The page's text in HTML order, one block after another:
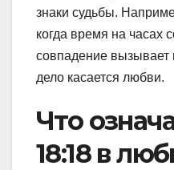
знаки судьбы.
когда время на часах
совпадение вызывает
дело касается любви.
Что
18:18 в